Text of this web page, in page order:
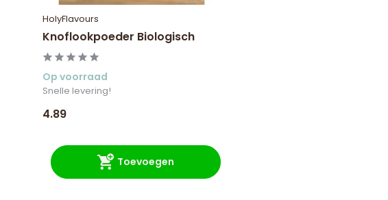
HolyFlavours
Knoflookpoeder Biologisch
Op voorraad
Snelle levering!
4.89
Toevoegen